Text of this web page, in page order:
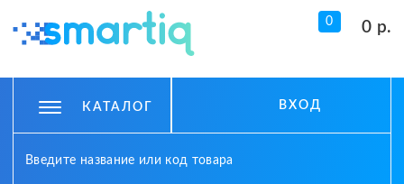
0 0 р.
КАТАЛОГ ВХОД